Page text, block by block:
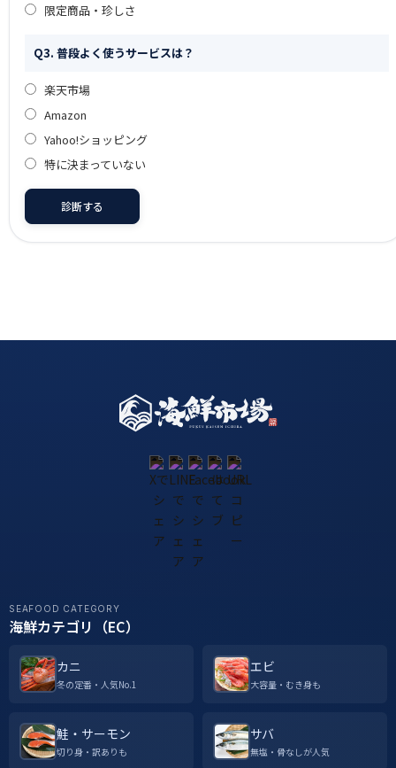
限定商品・珍しさ
Q3. 普段よく使うサービスは？
楽天市場
Amazon
Yahoo!ショッピング
特に決まっていない
診断する
SEAFOOD CATEGORY
海鮮カテゴリ（EC）
カニ
冬の定番・人気No.1
エビ
大容量・むき身も
鮭・サーモン
切り身・訳ありも
サバ
無塩・骨なしが人気